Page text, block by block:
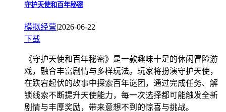
守护天使和百年秘密
模拟经营|2026-06-22
下载
《守护天使和百年秘密》是一款趣味十足的休闲冒险游
戏，融合丰富剧情与多样玩法。玩家将扮演守护天使，
在跌宕起伏的故事中探索百年谜团，通过完成任务、解
锁线索不断提升天使能力，每一次选择都可能触发全新
剧情与丰厚奖励，带来意想不到的惊喜与挑战。